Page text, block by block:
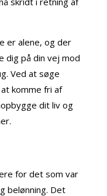
er alene, og der
på din vej mod
Ved at søge
komme fri af
dit liv og
for det som var
belønning. Det